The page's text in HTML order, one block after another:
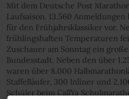
Mit dem Deutsche Post
Laufsaison. 13.560
für den Frühjahrsklassiker vor.
frühlingshaften Temperaturen
Zuschauer am Sonntag ein
Bundesstadt. Neben den über
waren über 8.000
Staffelläufer, 300 Inliner und
Schüler beim CallYa